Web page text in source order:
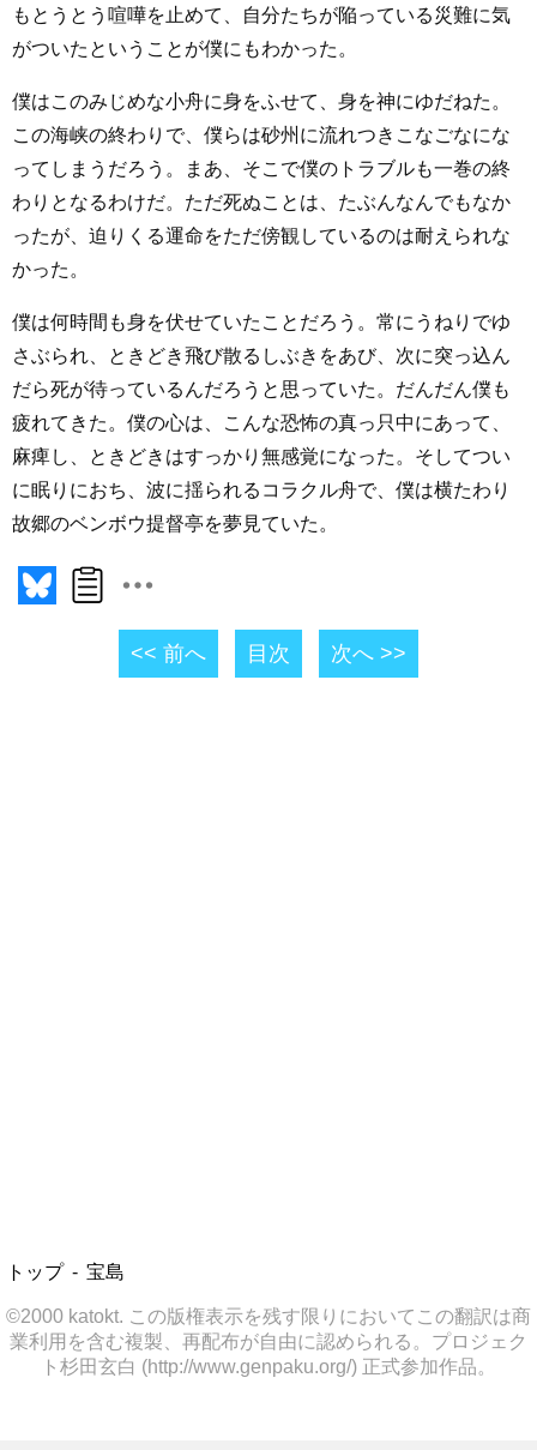
もとうとう喧嘩を止めて、自分たちが陥っている災難に気
がついたということが僕にもわかった。
僕はこのみじめな小舟に身をふせて、身を神にゆだねた。
この海峡の終わりで、僕らは砂州に流れつきこなごなにな
ってしまうだろう。まあ、そこで僕のトラブルも一巻の終
わりとなるわけだ。ただ死ぬことは、たぶんなんでもなか
ったが、迫りくる運命をただ傍観しているのは耐えられな
かった。
僕は何時間も身を伏せていたことだろう。常にうねりでゆ
さぶられ、ときどき飛び散るしぶきをあび、次に突っ込ん
だら死が待っているんだろうと思っていた。だんだん僕も
疲れてきた。僕の心は、こんな恐怖の真っ只中にあって、
麻痺し、ときどきはすっかり無感覚になった。そしてつい
に眠りにおち、波に揺られるコラクル舟で、僕は横たわり
故郷のベンボウ提督亭を夢見ていた。
<< 前へ 目次 次へ >>
トップ 宝島
©2000 katokt. この版権表示を残す限りにおいてこの翻訳は商
業利用を含む複製、再配布が自由に認められる。プロジェク
ト杉田玄白 (http://www.genpaku.org/) 正式参加作品。